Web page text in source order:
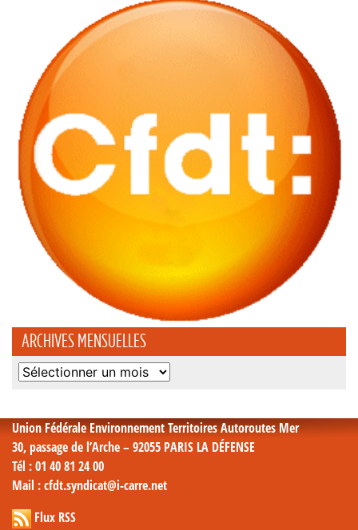
ARCHIVES MENSUELLES
Archives
Union Fédérale Environnement Territoires Autoroutes Mer
30, passage de l’Arche – 92055 PARIS LA DÉFENSE
Tél : 01 40 81 24 00
Mail : cfdt.syndicat@i-carre.net
Flux RSS